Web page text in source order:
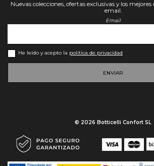
Nuevas colecciones, ofertas exclusivas y los
email.
Email
He leído y acepto la política de privacidad
ENVIAR
© 2026 Botticelli Confort SL